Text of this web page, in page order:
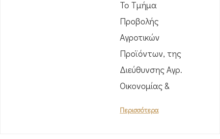
Το Τμήμα
Προβολής
Αγροτικών
Προϊόντων, της
Διεύθυνσης Αγρ.
Οικονομίας &
Περισσότερα